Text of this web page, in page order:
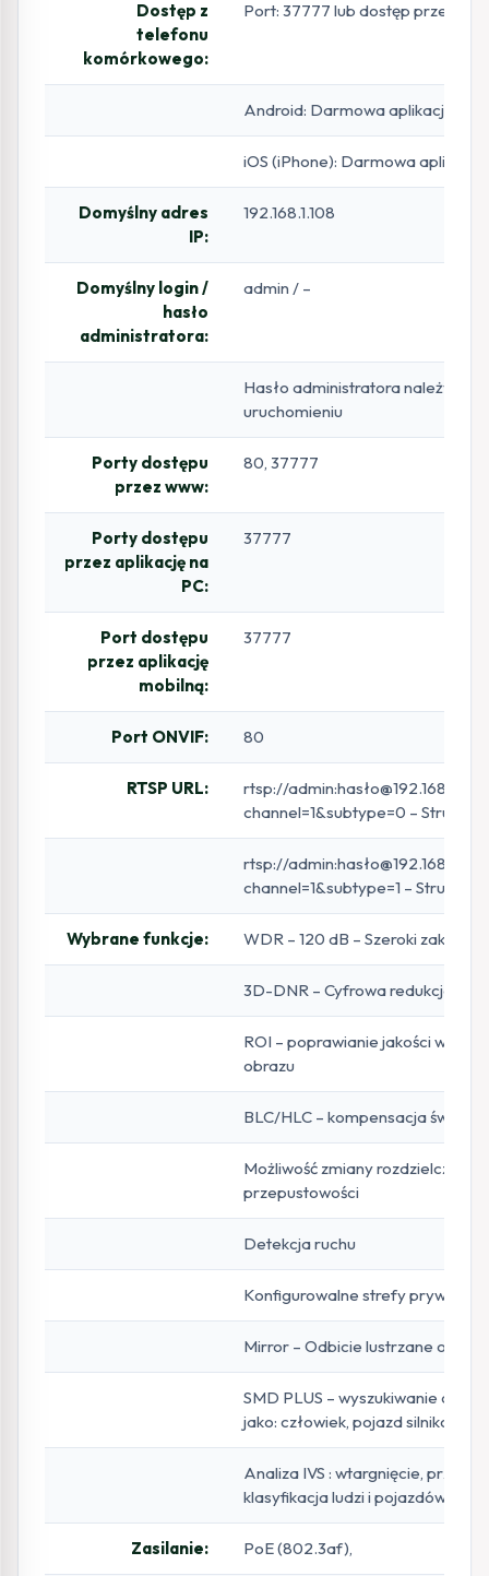
Dostęp z
telefonu
komórkowego:
Port: 37777 lub dostęp przez
Android: Darmowa aplikacja
iOS (iPhone): Darmowa aplikacja
Domyślny adres
IP:
192.168.1.108
Domyślny login /
hasło
administratora:
admin / –
Hasło administratora należy
uruchomieniu
Porty dostępu
przez www:
80, 37777
Porty dostępu
przez aplikację na
PC:
37777
Port dostępu
przez aplikację
mobilną:
37777
Port ONVIF: 80
RTSP URL:
rtsp://
channel=1&subtype=0 –
rtsp://
channel=1&subtype=1 –
Wybrane funkcje: WDR – 120 dB – Szeroki zakres
3D-DNR – Cyfrowa redukcja
ROI – poprawianie jakości
obrazu
BLC/HLC – kompensacja światła
Możliwość zmiany rozdzielczości,
przepustowości
Detekcja ruchu
Konfigurowalne strefy
Mirror – Odbicie lustrzane obrazu
SMD PLUS – wyszukiwanie
jako: człowiek, pojazd silnikowy
Analiza IVS : wtargnięcie,
klasyfikacja ludzi i pojazdów
Zasilanie: PoE (802.3af),